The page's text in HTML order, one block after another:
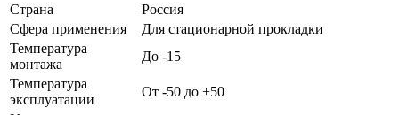
Страна
Россия
Сфера применения
Для стационарной прокладки
Температура
монтажа
До -15
Температура
эксплуатации
От -50 до +50